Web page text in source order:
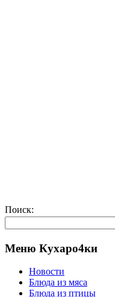
Поиск:
Меню Кухаро4ки
Новости
Блюда из мяса
Блюда из птицы